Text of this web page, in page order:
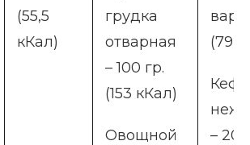
(55,5
кКал)
грудка
отварная
– 100 гр.
(153 кКал)
Овощной
(79
–